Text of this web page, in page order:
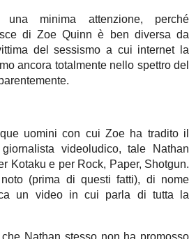
minima attenzione, perché
di Zoe Quinn è ben diversa da
del sessismo a cui internet la
ancora totalmente nello spettro del
uomini con cui Zoe ha tradito il
videoludico, tale Nathan
Kotaku e per Rock, Paper, Shotgun.
(prima di questi fatti), di nome
un video in cui parla di tutta la